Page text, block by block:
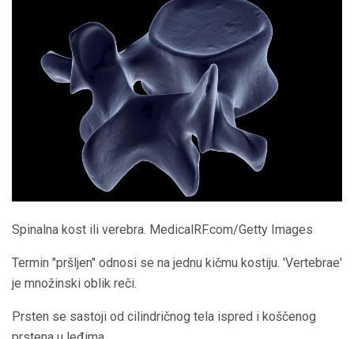
Spinalna kost ili verebra. MedicalRF.com/Getty Images
Termin "pršljen" odnosi se na jednu kičmu kostiju. 'Vertebrae'
je množinski oblik reči.
Prsten se sastoji od cilindričnog tela ispred i koščenog